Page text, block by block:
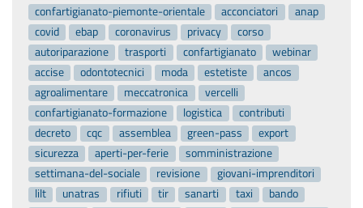
confartigianato-piemonte-orientale
acconciatori
anap
covid
ebap coronavirus privacy
corso
autoriparazione
trasporti confartigianato
webinar
accise
odontotecnici moda estetiste
ancos
agroalimentare
meccatronica
vercelli
confartigianato-formazione
logistica
contributi
decreto
cqc assemblea green-pass
export
sicurezza
aperti-per-ferie
somministrazione
settimana-del-sociale
revisione
giovani-imprenditori
lilt
unatras rifiuti tir sanarti taxi
bando